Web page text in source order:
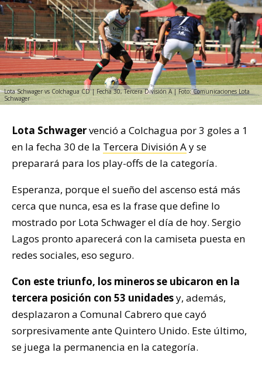
Lota Schwager vs Colchagua CD | Fecha 30, Tercera División A | Foto: Comunicaciones Lota
Schwager
Lota Schwagervenció a Colchagua por 3 goles a 1
en la fecha 30 de la Tercera División Ay se
preparará para los play-offs de la categoría.
Esperanza, porque el sueño del ascenso está más
cerca que nunca, esa es la frase que define lo
mostrado por Lota Schwager el día de hoy. Sergio
Lagos pronto aparecerá con la camiseta puesta en
redes sociales, eso seguro.
Con este triunfo, los mineros se ubicaron en la
tercera posición con 53 unidadesy, además,
desplazaron a Comunal Cabrero que cayó
sorpresivamente ante Quintero Unido. Este último,
se juega la permanencia en la categoría.